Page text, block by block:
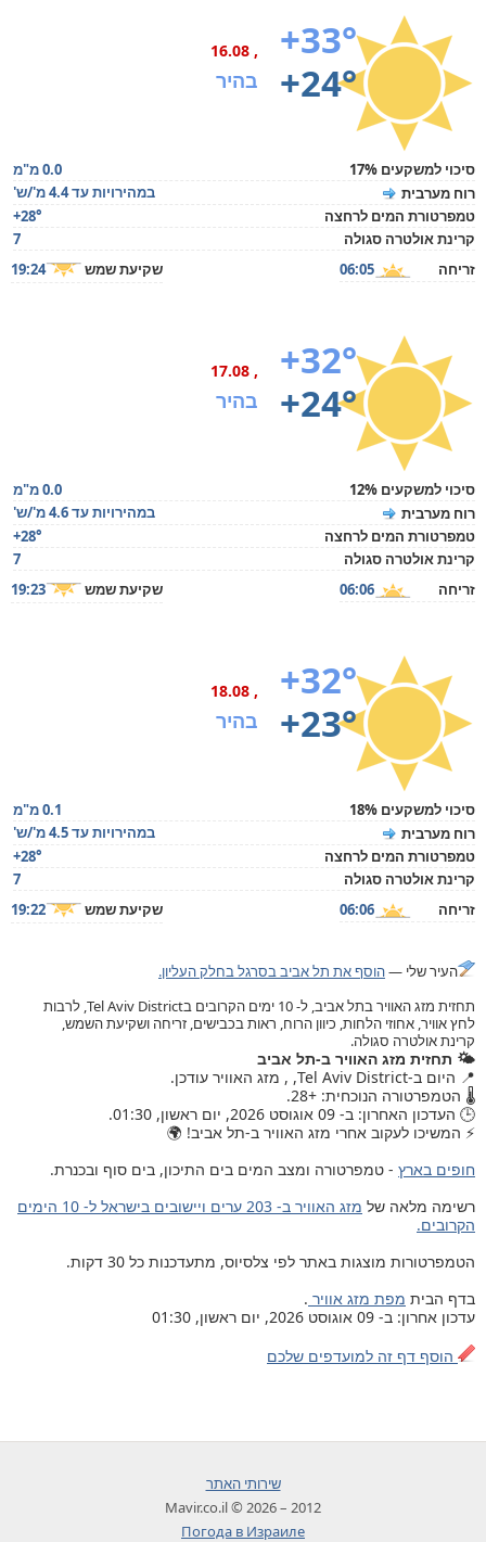
+33°
+24°
, 16.08
בהיר
סיכוי למשקעים 17%
0.0 מ"מ
רוח מערבית
במהירויות עד 4.4 מ'/ש'
טמפרטורת המים לרחצה
+28°
קרינת אולטרה סגולה
7
זריחה
06:05 שקיעת שמש 19:24
+32°
+24°
, 17.08
בהיר
סיכוי למשקעים 12%
0.0 מ"מ
רוח מערבית
במהירויות עד 4.6 מ'/ש'
טמפרטורת המים לרחצה
+28°
קרינת אולטרה סגולה
7
זריחה
06:06 שקיעת שמש 19:23
+32°
+23°
, 18.08
בהיר
סיכוי למשקעים 18%
0.1 מ"מ
רוח מערבית
במהירויות עד 4.5 מ'/ש'
טמפרטורת המים לרחצה
+28°
קרינת אולטרה סגולה
7
זריחה
06:06 שקיעת שמש 19:22
העיר שלי —הוסף את תל אביב בסרגל בחלק העליון.
תחזית מזג האוויר בתל אביב, ל- 10 ימים הקרובים בTel Aviv District, לרבות
לחץ אוויר, אחוזי הלחות, כיוון הרוח, ראות בכבישים, זריחה ושקיעת השמש,
קרינת אולטרה סגולה.
🌤️ תחזית מזג האוויר ב-תל אביב
📍 היום ב-Tel Aviv District, , מזג האוויר עודכן.
🌡️ הטמפרטורה הנוכחית: +28.
🕒 העדכון האחרון: ב- 09 אוגוסט 2026, יום ראשון, 01:30.
⚡ המשיכו לעקוב אחרי מזג האוויר ב-תל אביב! 🌍
חופים בארץ - טמפרטורה ומצב המים בים התיכון, בים סוף ובכנרת.
רשימה מלאה של
מזג האוויר ב- 203 ערים ויישובים בישראל ל- 10 הימים
הקרובים.
הטמפרטורות מוצגות באתר לפי צלסיוס, מתעדכנות כל 30 דקות.
בדף הבית מפת מזג אוויר .
עדכון אחרון: ב- 09 אוגוסט 2026, יום ראשון, 01:30
הוסף דף זה למועדפים שלכם
שירותי האתר
2012 – 2026 © Mavir.co.il
Погода в Израиле